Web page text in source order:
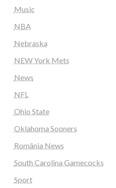
Music
NBA
Nebraska
NEW York Mets
News
NFL
Ohio State
Oklahoma Sooners
România News
South Carolina Gamecocks
Sport